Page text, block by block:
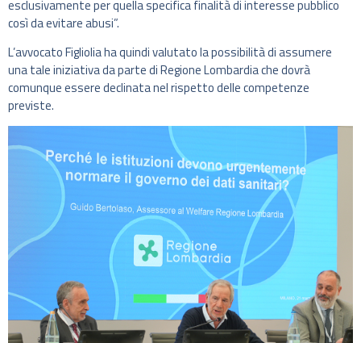
esclusivamente per quella specifica finalità di interesse pubblico
così da evitare abusi”.
L’avvocato Figliolia ha quindi valutato la possibilità di assumere
una tale iniziativa da parte di Regione Lombardia che dovrà
comunque essere declinata nel rispetto delle competenze
previste.